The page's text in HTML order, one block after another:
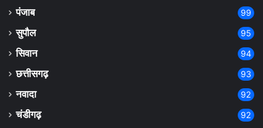
पंजाब 99
सुपौल 95
सिवान 94
छत्तीसगढ़ 93
नवादा 92
चंडीगढ़ 92